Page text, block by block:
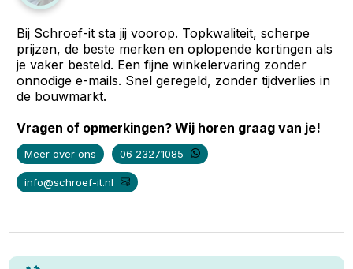
Bij Schroef-it sta jij voorop. Topkwaliteit, scherpe
prijzen, de beste merken en oplopende kortingen als
je vaker besteld. Een fijne winkelervaring zonder
onnodige e-mails. Snel geregeld, zonder tijdverlies in
de bouwmarkt.
Vragen of opmerkingen? Wij horen graag van je!
Meer over ons 06 23271085
info@schroef-it.nl